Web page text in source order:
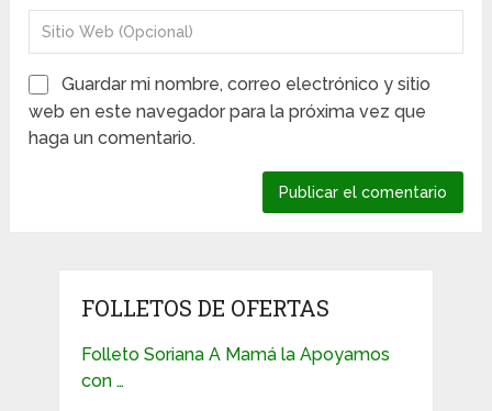
Guardar mi nombre, correo electrónico y sitio
web en este navegador para la próxima vez que
haga un comentario.
FOLLETOS DE OFERTAS
Folleto Soriana A Mamá la Apoyamos
con …